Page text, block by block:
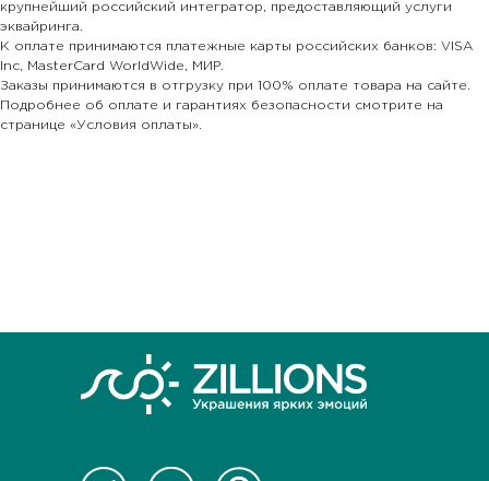
крупнейший российский интегратор, предоставляющий услуги
эквайринга.
К оплате принимаются платежные карты российских банков: VISA
Inc, MasterCard WorldWide, МИР.
Заказы принимаются в отгрузку при 100% оплате товара на сайте.
Подробнее об оплате и гарантиях безопасности смотрите на
странице «Условия оплаты».